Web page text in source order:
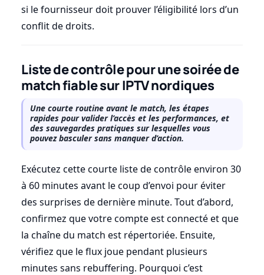
si le fournisseur doit prouver l’éligibilité lors d’un
conflit de droits.
Liste de contrôle pour une soirée de
match fiable sur IPTV nordiques
Une courte routine avant le match, les étapes
rapides pour valider l’accès et les performances, et
des sauvegardes pratiques sur lesquelles vous
pouvez basculer sans manquer d’action.
Exécutez cette courte liste de contrôle environ 30
à 60 minutes avant le coup d’envoi pour éviter
des surprises de dernière minute. Tout d’abord,
confirmez que votre compte est connecté et que
la chaîne du match est répertoriée. Ensuite,
vérifiez que le flux joue pendant plusieurs
minutes sans rebuffering. Pourquoi c’est